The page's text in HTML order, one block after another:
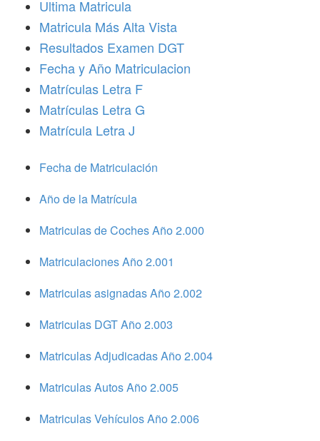
Ultima Matricula
Matricula Más Alta Vista
Resultados Examen DGT
Fecha y Año Matriculacion
Matrículas Letra F
Matrículas Letra G
Matrícula Letra J
Fecha de Matriculación
Año de la Matrícula
Matriculas de Coches Año 2.000
Matriculaciones Año 2.001
Matriculas asignadas Año 2.002
Matriculas DGT Año 2.003
Matriculas Adjudicadas Año 2.004
Matriculas Autos Año 2.005
Matriculas Vehículos Año 2.006